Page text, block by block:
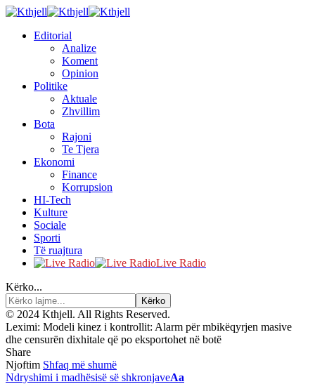
Editorial
Analize
Koment
Opinion
Politike
Aktuale
Zhvillim
Bota
Rajoni
Te Tjera
Ekonomi
Finance
Korrupsion
HI-Tech
Kulture
Sociale
Sporti
Të ruajtura
Live Radio
Kërko...
© 2024 Kthjell. All Rights Reserved.
Leximi: Modeli kinez i kontrollit: Alarm për mbikëqyrjen masive
dhe censurën dixhitale që po eksportohet në botë
Share
Njoftim Shfaq më shumë
Ndryshimi i madhësisë së shkronjaveAa